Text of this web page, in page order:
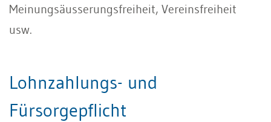
Meinungsäusserungsfreiheit, Vereinsfreiheit
usw.
Lohnzahlungs- und
Fürsorgepflicht